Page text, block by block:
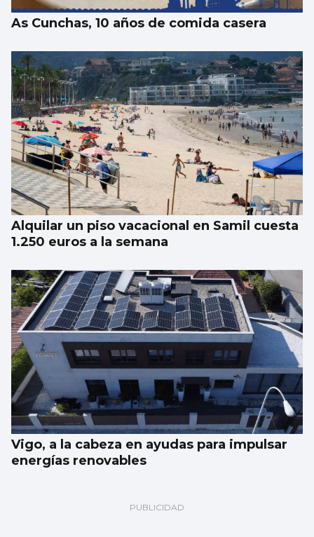
As Cunchas, 10 años de comida casera
Alquilar un piso vacacional en Samil cuesta
1.250 euros a la semana
Vigo, a la cabeza en ayudas para impulsar
energías renovables